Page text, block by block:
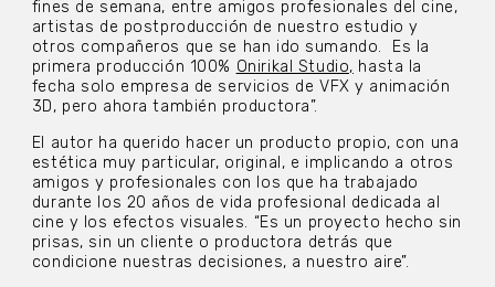
fines de semana, entre amigos profesionales del cine,
artistas de postproducción de nuestro estudio y
otros compañeros que se han ido sumando.
Es la
primera producción 100% Onirikal Studio, hasta la
fecha solo empresa de servicios de VFX y animación
3D, pero ahora también productora”.
El autor ha querido hacer un producto propio, con una
estética muy particular, original, e implicando a otros
amigos y profesionales con los que ha trabajado
durante los 20 años de vida profesional dedicada al
cine y los efectos visuales. “Es un proyecto hecho sin
prisas, sin un cliente o productora detrás que
condicione nuestras decisiones, a nuestro aire”.